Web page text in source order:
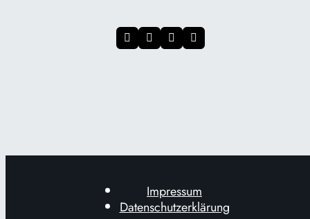
Impressum
Datenschutzerklärung